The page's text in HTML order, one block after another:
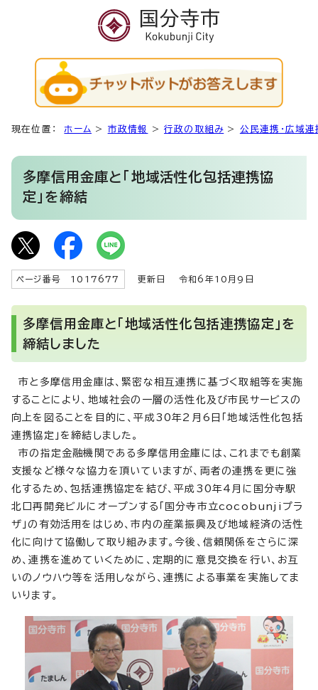
現在位置： ホーム > 市政情報 >行政の取組み > 公民連携・広域連
多摩信用金庫と「地域活性化包括連携協
定」を締結
ページ番号 1017677 更新日 令和6年10月9日
多摩信用金庫と「地域活性化包括連携協定」を
締結しました
市と多摩信用金庫は、緊密な相互連携に基づく取組等を実施
することにより、地域社会の一層の活性化及び市民サービスの
向上を図ることを目的に、平成30年2月6日「地域活性化包括
連携協定」を締結しました。
市の指定金融機関である多摩信用金庫には、これまでも創業
支援など様々な協力を頂いていますが、両者の連携を更に強
化するため、包括連携協定を結び、平成30年4月に国分寺駅
北口再開発ビルにオープンする「国分寺市立cocobunjiプラ
ザ」の有効活用をはじめ、市内の産業振興及び地域経済の活性
化に向けて協働して取り組みます。今後、信頼関係をさらに深
め、連携を進めていくために、定期的に意見交換を行い、お互
いのノウハウ等を活用しながら、連携による事業を実施してま
いります。